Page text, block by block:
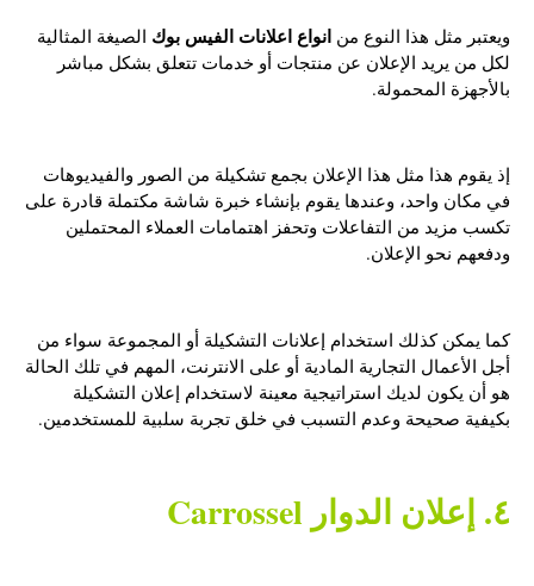
ويعتبر مثل هذا النوع منانواع اعلانات الفيس بوكالصيغة المثالية
لكل من يريد الإعلان عن منتجات أو خدمات تتعلق بشكل مباشر
بالأجهزة المحمولة.
إذ يقوم هذا مثل هذا الإعلان بجمع تشكيلة من الصور والفيديوهات
في مكان واحد، وعندها يقوم بإنشاء خبرة شاشة مكتملة قادرة على
تكسب مزيد من التفاعلات وتحفز اهتمامات العملاء المحتملين
ودفعهم نحو الإعلان.
كما يمكن كذلك استخدام إعلانات التشكيلة أو المجموعة سواء من
أجل الأعمال التجارية المادية أو على الانترنت، المهم في تلك الحالة
هو أن يكون لديك استراتيجية معينة لاستخدام إعلان التشكيلة
بكيفية صحيحة وعدم التسبب في خلق تجربة سلبية للمستخدمين.